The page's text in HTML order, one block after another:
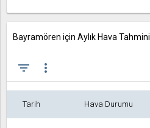
Bayramören için Aylık Hava Tahmini
filter_list more_vert
Tarih Hava Durumu